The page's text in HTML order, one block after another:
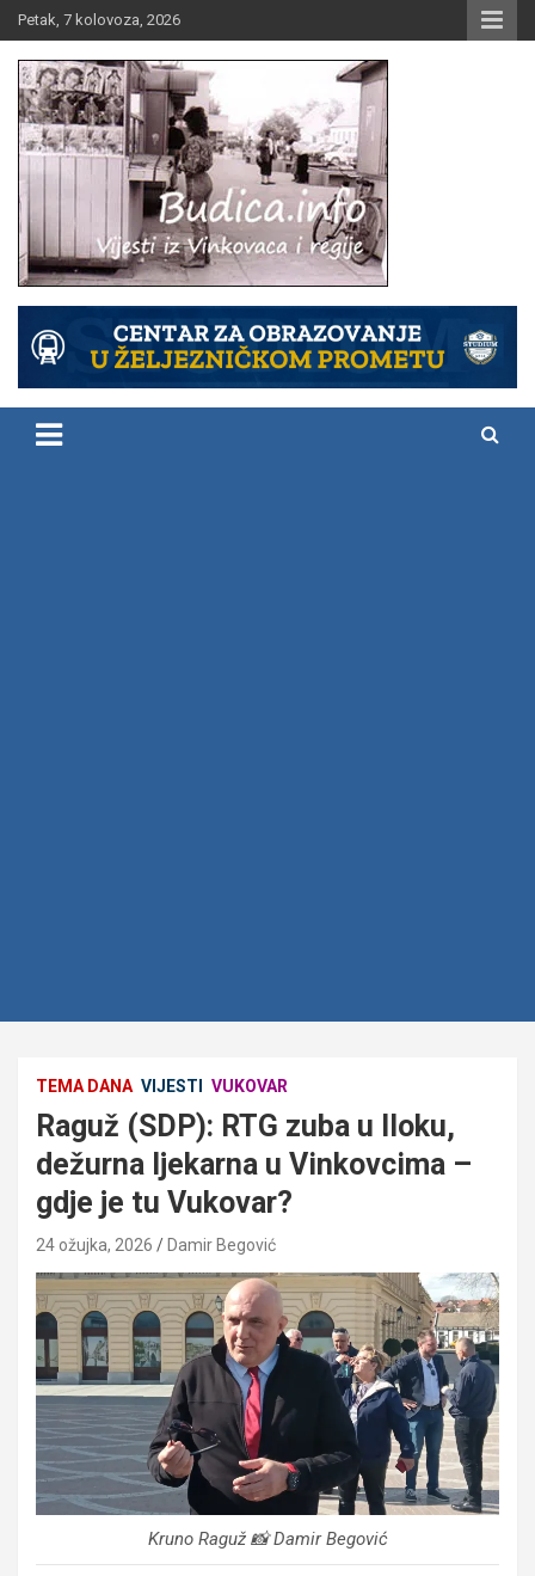
Skip
to
content
Petak, 7 kolovoza, 2026
Budica.info
TEMA DANA VIJESTI VUKOVAR
Raguž (SDP): RTG zuba u Iloku,
dežurna ljekarna u Vinkovcima –
gdje je tu Vukovar?
24 ožujka, 2026 Damir Begović
Kruno Raguž 📸 Damir Begović